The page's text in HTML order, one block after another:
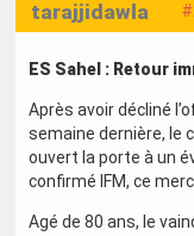
tarajjidawla
ES Sahel : Retour
Après avoir décliné
semaine dernière, le
ouvert la porte à un
confirmé IFM, ce
Agé de 80 ans, le